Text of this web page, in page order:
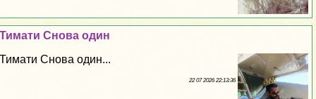
Тимати Снова один
Тимати Снова один...
22 07 2026 22:13:36